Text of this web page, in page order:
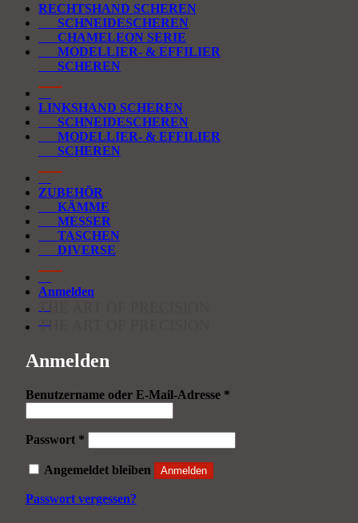
RECHTSHAND SCHEREN
SCHNEIDESCHEREN
CHAMELEON SERIE
MODELLIER- & EFFILIER
SCHEREN
LINKSHAND SCHEREN
SCHNEIDESCHEREN
MODELLIER- & EFFILIER
SCHEREN
ZUBEHÖR
KÄMME
MESSER
TASCHEN
DIVERSE
Anmelden
THE ART OF PRECISION
THE ART OF PRECISION
Anmelden
Benutzername oder E-Mail-Adresse *Erforderlich
Passwort *Erforderlich
Angemeldet bleiben Anmelden
Passwort vergessen?